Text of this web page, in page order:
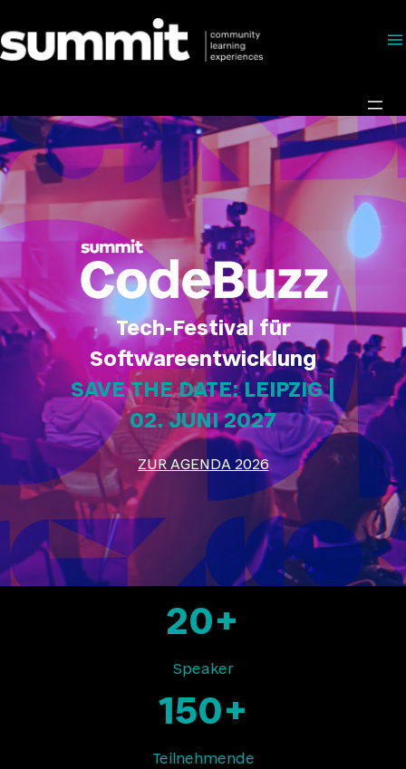
zum
Inhalt
Tech-Festival für
Softwareentwicklung
SAVE THE DATE: LEIPZIG |
02. JUNI 2027
ZUR AGENDA 2026
20+
Speaker
150+
Teilnehmende